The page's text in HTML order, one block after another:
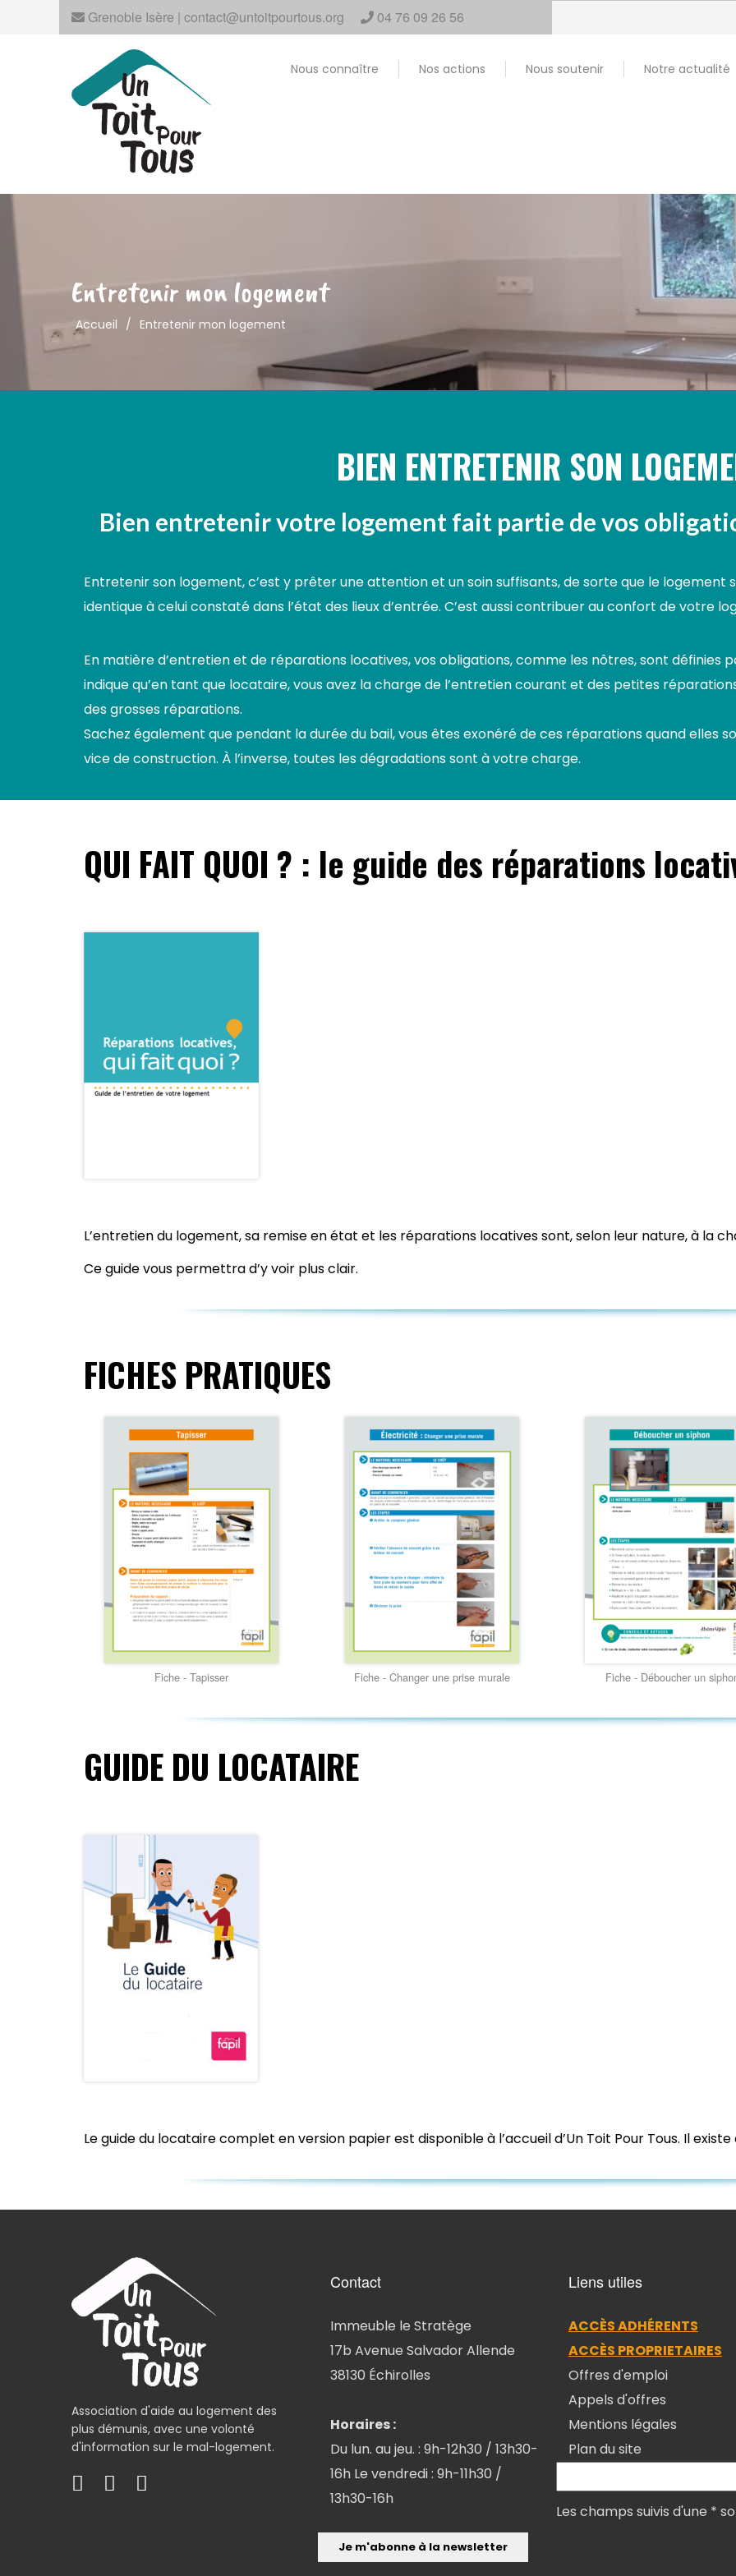
Grenoble Isère | contact@untoitpourtous.org 04 76 09 26 56
Nous connaître Nos actions Nous soutenir Notre actualité
Entretenir mon logement
Accueil / Entretenir mon logement
BIEN ENTRETENIR SON
Bien entretenir votre logement fait partie de vos
Entretenir son logement, c’est y prêter une attention et un soin suffisants, de sorte que le logement
identique à celui constaté dans l’état des lieux d’entrée. C’est aussi contribuer au confort de votre
En matière d’entretien et de réparations locatives, vos obligations, comme les nôtres, sont définies
indique qu’en tant que locataire, vous avez la charge de l’entretien courant et des petites
des grosses réparations.
Sachez également que pendant la durée du bail, vous êtes exonéré de ces réparations quand elles
vice de construction. À l’inverse, toutes les dégradations sont à votre charge.
QUI FAIT QUOI ? : le guide des réparations
L’entretien du logement, sa remise en état et les réparations locatives sont, selon leur nature, à la
Ce guide vous permettra d’y voir plus clair.
FICHES PRATIQUES
Fiche - Tapisser Fiche - Changer une prise murale Fiche - Déboucher un
GUIDE DU LOCATAIRE
Le guide du locataire complet en version papier est disponible à l’accueil d’Un Toit Pour Tous. Il
Association d'aide au logement des
plus démunis, avec une volonté
d'information sur le mal-logement.
Contact
Immeuble le Stratège
17b Avenue Salvador Allende
38130 Échirolles
Horaires :
Du lun. au jeu. : 9h-12h30 / 13h30-
16h Le vendredi : 9h-11h30 /
13h30-16h
Liens utiles
ACCÈS ADHÉRENTS
ACCÈS PROPRIETAIRES
Offres d'emploi
Appels d'offres
Mentions légales
Plan du site
Les champs suivis d'une *